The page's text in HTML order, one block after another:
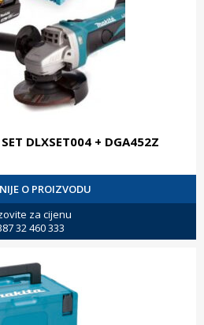
DLXSET004 + DGA452Z
O PROIZVODU
za cijenu
32 460 333